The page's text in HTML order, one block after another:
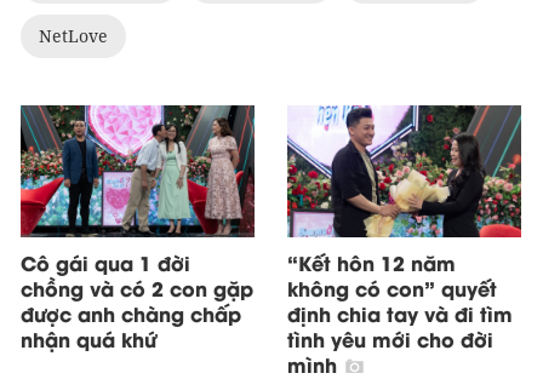
NetLove
Cô gái qua 1 đời
chồng và có 2 con gặp
được anh chàng chấp
nhận quá khứ
“Kết hôn 12 năm
không có con” quyết
định chia tay và đi tìm
tình yêu mới cho đời
mình